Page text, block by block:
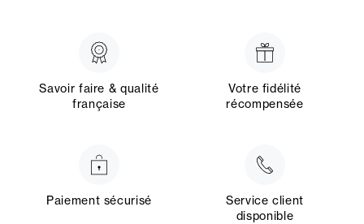
Savoir faire & qualité
française
Votre fidélité
récompensée
Paiement sécurisé
Service client
disponible